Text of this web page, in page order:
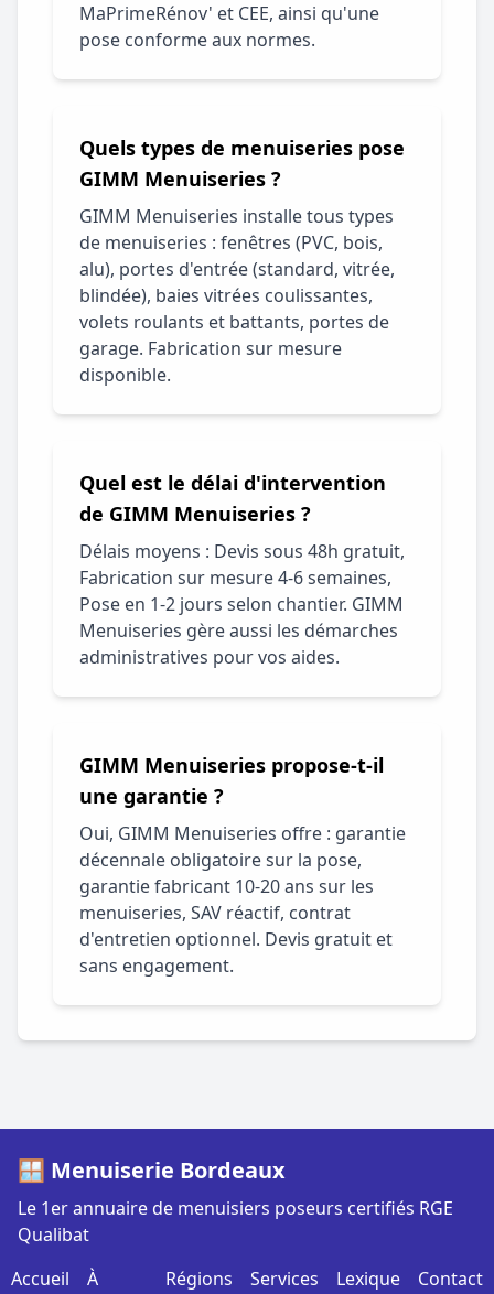
MaPrimeRénov' et CEE, ainsi qu'une
pose conforme aux normes.
Quels types de menuiseries pose
GIMM Menuiseries ?
GIMM Menuiseries installe tous types
de menuiseries : fenêtres (PVC, bois,
alu), portes d'entrée (standard, vitrée,
blindée), baies vitrées coulissantes,
volets roulants et battants, portes de
garage. Fabrication sur mesure
disponible.
Quel est le délai d'intervention
de GIMM Menuiseries ?
Délais moyens : Devis sous 48h gratuit,
Fabrication sur mesure 4-6 semaines,
Pose en 1-2 jours selon chantier. GIMM
Menuiseries gère aussi les démarches
administratives pour vos aides.
GIMM Menuiseries propose-t-il
une garantie ?
Oui, GIMM Menuiseries offre : garantie
décennale obligatoire sur la pose,
garantie fabricant 10-20 ans sur les
menuiseries, SAV réactif, contrat
d'entretien optionnel. Devis gratuit et
sans engagement.
🪟 Menuiserie Bordeaux
Le 1er annuaire de menuisiers poseurs certifiés RGE
Qualibat
Accueil
À
Régions Services Lexique Contact